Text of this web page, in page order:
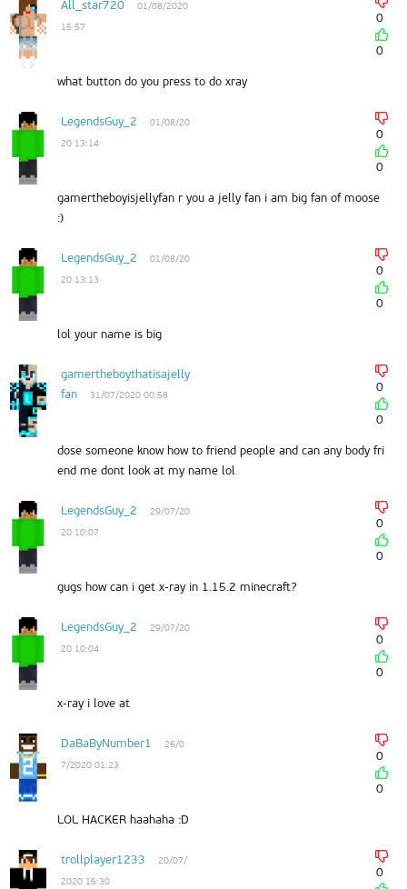
All_star720
01/08/2020
15:57
0
0
what button do you press to do xray
LegendsGuy_2
01/08/20
20 13:14
0
0
gamertheboyisjellyfan r you a jelly fan i am big fan of moose
:)
LegendsGuy_2
01/08/20
20 13:13
0
0
lol your name is big
gamertheboythatisajelly
fan
31/07/2020 00:58
0
0
dose someone know how to friend people and can any body fri
end me dont look at my name lol
LegendsGuy_2
29/07/20
20 10:07
0
0
gugs how can i get x-ray in 1.15.2 minecraft?
LegendsGuy_2
29/07/20
20 10:04
0
0
x-ray i love at
DaBaByNumber1
26/0
7/2020 01:23
0
0
LOL HACKER haahaha :D
trollplayer1233
20/07/
2020 16:30
0